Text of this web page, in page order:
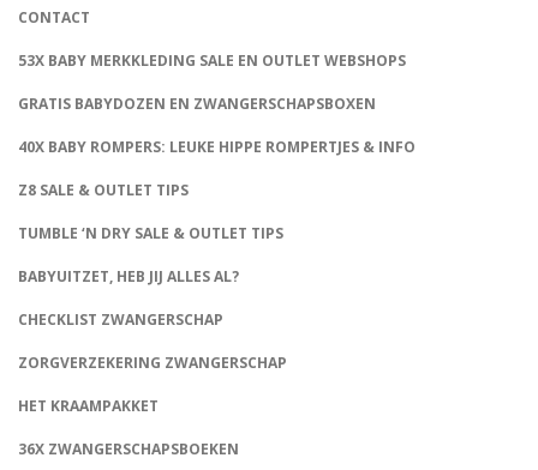
CONTACT
53X BABY MERKKLEDING SALE EN OUTLET WEBSHOPS
GRATIS BABYDOZEN EN ZWANGERSCHAPSBOXEN
40X BABY ROMPERS: LEUKE HIPPE ROMPERTJES & INFO
Z8 SALE & OUTLET TIPS
TUMBLE ‘N DRY SALE & OUTLET TIPS
BABYUITZET, HEB JIJ ALLES AL?
CHECKLIST ZWANGERSCHAP
ZORGVERZEKERING ZWANGERSCHAP
HET KRAAMPAKKET
36X ZWANGERSCHAPSBOEKEN